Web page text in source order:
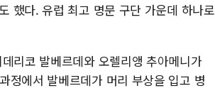
했다. 유럽 최고 명문 구단 가운데 하나로
리코 발베르데와 오렐리앵 추아메니가
정에서 발베르데가 머리 부상을 입고 병